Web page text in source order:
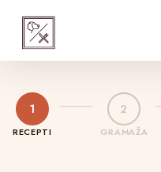
1
RECEPTI
2
GRAMAŽA